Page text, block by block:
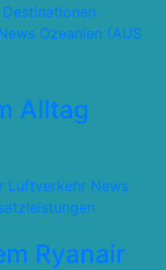
Destinationen
Ozeanien (AUS
Alltag
Luftverkehr News
Ryanair